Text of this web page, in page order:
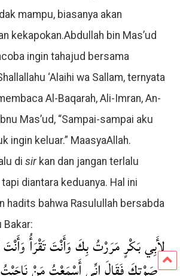
mampu, biasanya akan
kekapokan.Abdullah bin Mas’ud
ingin tahajud bersama
‘Alaihi wa Sallam, ternyata
Al-Baqarah, Ali-Imran, An-
Mas’ud, “Sampai-sampai aku
ingin keluar.” MaasyaAllah.
di sirkan dan jangan terlalu
diantara keduanya. Hal ini
hadits bahwa Rasulullah bersabda
Bakar:
لِأَبِي بَكْرٍ مَرَرْتُ بِكَ وَأَنْتَ تَقْرَأُ